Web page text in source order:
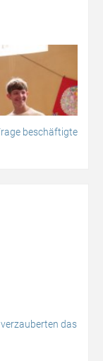
beschäftigte
das